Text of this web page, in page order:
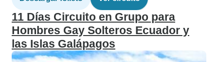
11 Días Circuito en Grupo para
Hombres Gay Solteros Ecuador y
las Islas Galápagos